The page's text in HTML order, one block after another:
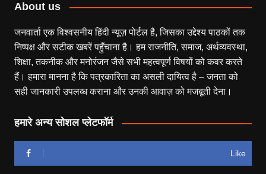
About us
जनवार्ता एक विश्वसनीय हिंदी न्यूज़ पोर्टल है, जिसका उद्देश्य पाठकों तक
निष्पक्ष और सटीक खबरें पहुँचाना है। हम राजनीति, समाज, अर्थव्यवस्था,
शिक्षा, तकनीक और मनोरंजन जैसे सभी महत्वपूर्ण विषयों को कवर करते
हैं। हमारा मानना है कि पत्रकारिता का असली दायित्व है – जनता को
सही जानकारी उपलब्ध कराना और उनकी आवाज़ को मजबूती देना।
हमारे अन्य सोशल प्लेटफॉर्म
Like